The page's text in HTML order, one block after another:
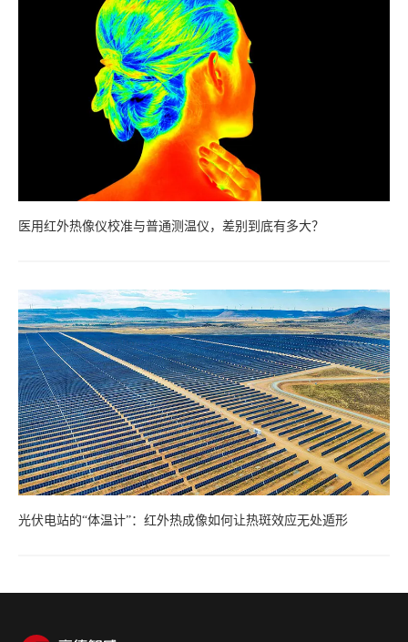
医用红外热像仪校准与普通测温仪，差别到底有多大？
光伏电站的“体温计”：红外热成像如何让热斑效应无处遁形